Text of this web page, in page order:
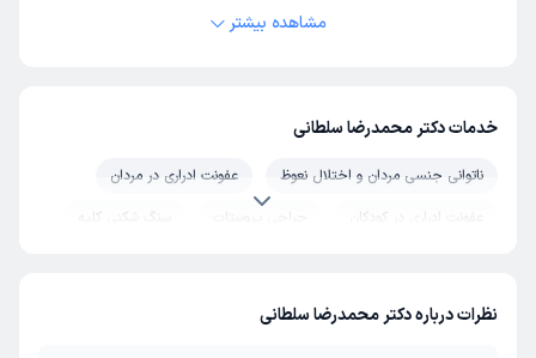
مشاهده بیشتر
خدمات دکتر محمدرضا سلطانی
ناتوانی جنسی مردان و اختلال نعوظ
عفونت ادراری در مردان
عفونت ادراری در کودکان
جراحی پروستات
سنگ شکنی کلیه
جراحی آلت تناسلی مرد
سرطان کلیه
نظرات درباره دکتر محمدرضا سلطانی